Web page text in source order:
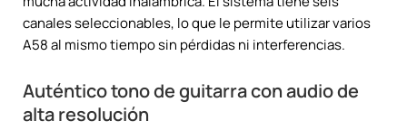
canales seleccionables, lo que le permite utilizar varios
A58 al mismo tiempo sin pérdidas ni interferencias.
Auténtico tono de guitarra con audio de
alta resolución